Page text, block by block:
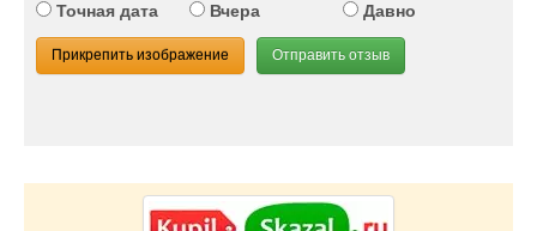
Точная дата
Вчера Давно
Прикрепить изображение Отправить отзыв